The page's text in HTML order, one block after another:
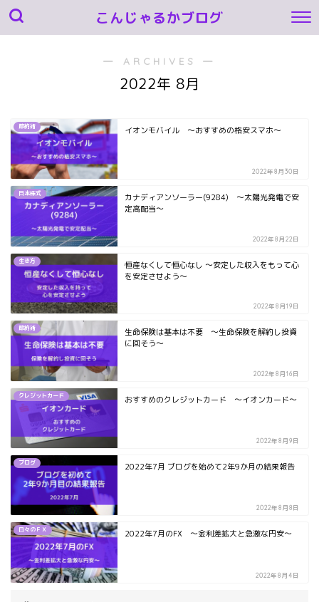
こんじゃるかブログ
― ARCHIVES ―
2022年 8月
節約術 イオンモバイル ～おすすめの格安スマホ～
2022年8月30日
日本株式
カナディアンソーラー(9284) ～太陽光発電で安
定高配当～
2022年8月22日
生き方
恒産なくして恒心なし ～安定した収入をもって心
を安定させよう～
2022年8月19日
節約術
生命保険は基本は不要 ～生命保険を解約し投資
に回そう～
2022年8月16日
クレジットカード おすすめのクレジットカード ～イオンカード～
2022年8月9日
ブログ 2022年7月 ブログを始めて2年9か月の結果報告
2022年8月8日
日々のＦＸ 2022年7月のFX ～金利差拡大と急激な円安～
2022年8月4日